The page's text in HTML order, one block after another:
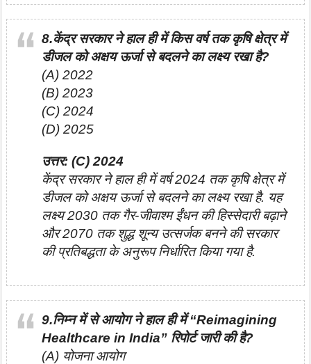
8.केंद्र सरकार ने हाल ही में किस वर्ष तक कृषि क्षेत्र में
डीजल को अक्षय ऊर्जा से बदलने का लक्ष्य रखा है?
(A) 2022
(B) 2023
(C) 2024
(D) 2025
उत्तर: (C) 2024
केंद्र सरकार ने हाल ही में वर्ष 2024 तक कृषि क्षेत्र में
डीजल को अक्षय ऊर्जा से बदलने का लक्ष्य रखा है. यह
लक्ष्य 2030 तक गैर-जीवाश्म ईंधन की हिस्सेदारी बढ़ाने
और 2070 तक शुद्ध शून्य उत्सर्जक बनने की सरकार
की प्रतिबद्धता के अनुरूप निर्धारित किया गया है.
9.निम्न में से आयोग ने हाल ही में “Reimagining
Healthcare in India” रिपोर्ट जारी की है?
(A) योजना आयोग